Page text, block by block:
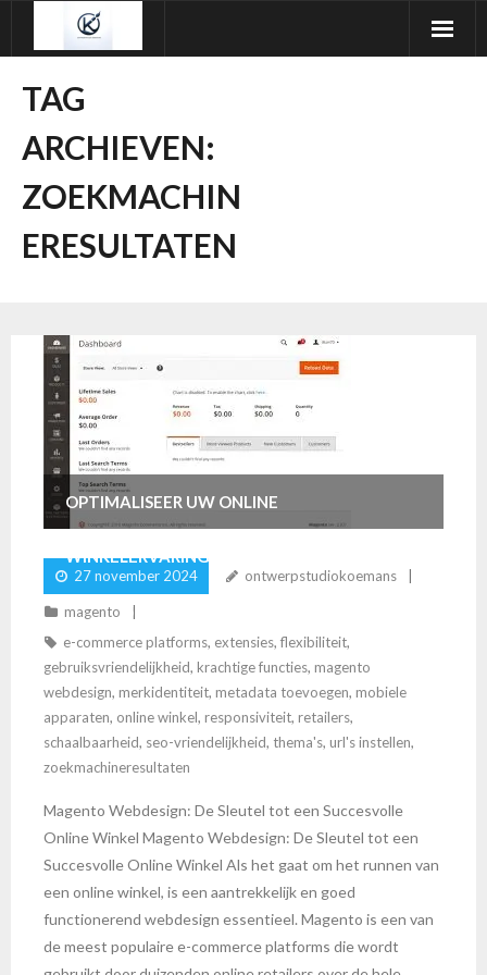
inhoudTAG
ARCHIEVEN:
ZOEKMACHIN
ERESULTATEN
OPTIMALISEER UW ONLINE
WINKELERVARING MET MAGENTO
WEBDESIGN
27 november 2024 ontwerpstudiokoemans
magento
e-commerce platforms, extensies, flexibiliteit,
gebruiksvriendelijkheid, krachtige functies, magento
webdesign, merkidentiteit, metadata toevoegen, mobiele
apparaten, online winkel, responsiviteit, retailers,
schaalbaarheid, seo-vriendelijkheid, thema's, url's instellen,
zoekmachineresultaten
Magento Webdesign: De Sleutel tot een Succesvolle
Online Winkel Magento Webdesign: De Sleutel tot een
Succesvolle Online Winkel Als het gaat om het runnen van
een online winkel, is een aantrekkelijk en goed
functionerend webdesign essentieel. Magento is een van
de meest populaire e-commerce platforms die wordt